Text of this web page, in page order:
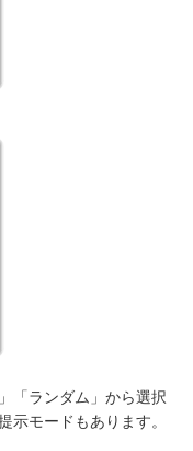
「ランダム」から選択
示モードもあります。